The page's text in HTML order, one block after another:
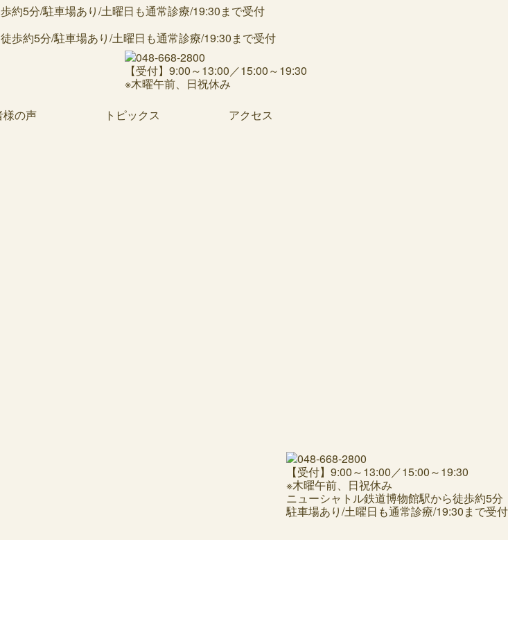
約5分/駐車場あり/土曜日も通常診療/19:30まで受付
【受付】9:00～13:00／15:00～19:30
※木曜午前、日祝休み
様の声 トピックス アクセス
【受付】9:00～13:00／15:00～19:30
※木曜午前、日祝休み
ニューシャトル鉄道博物館駅から徒歩約5分
駐車場あり/土曜日も通常診療/19:30まで受付